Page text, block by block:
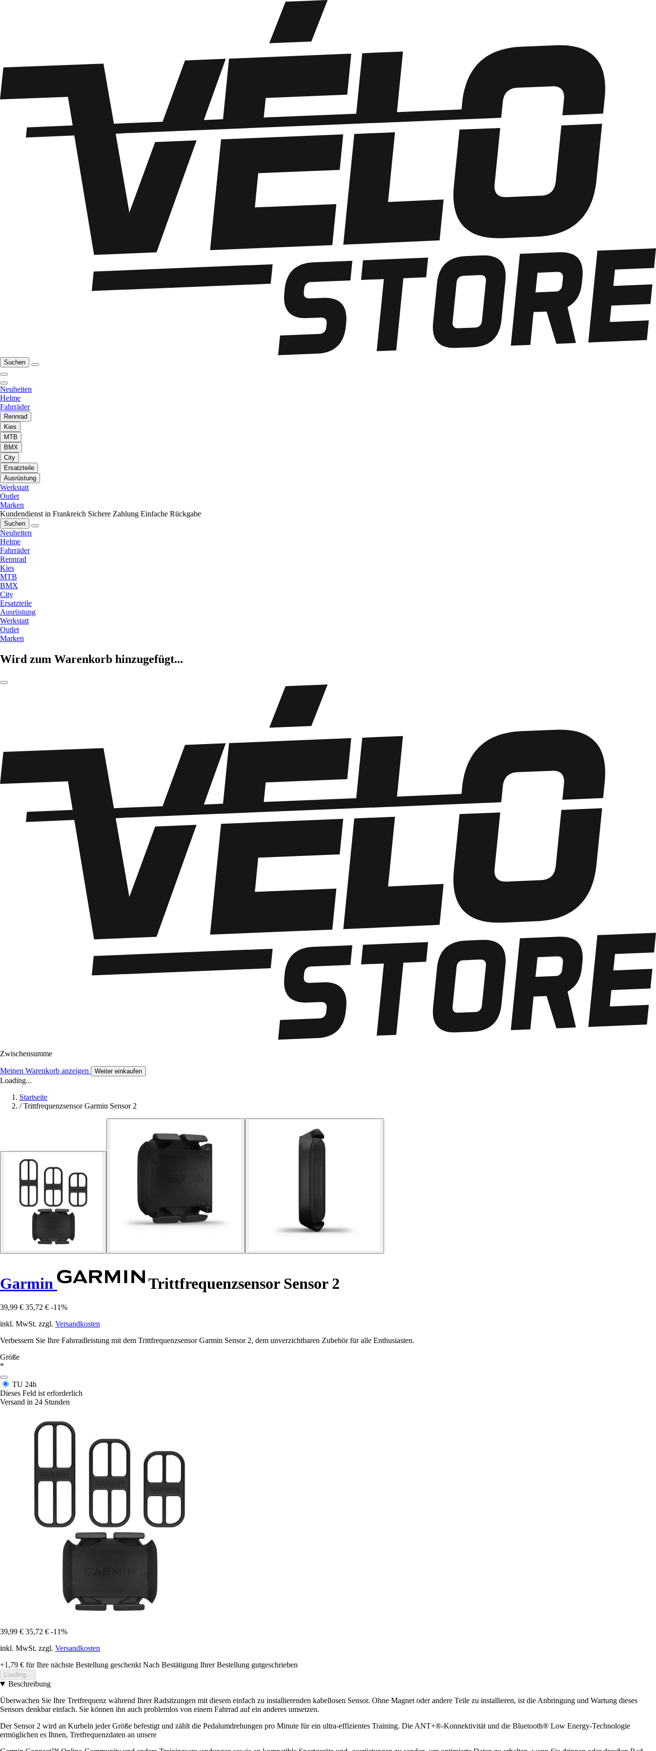
Suchen
Neuheiten
Helme
Fahrräder
Rennrad
Kies
MTB
BMX
City
Ersatzteile
Ausrüstung
Werkstatt
Outlet
Marken
Kundendienst in Frankreich Sichere Zahlung Einfache Rückgabe
Suchen
Neuheiten
Helme
Fahrräder
Rennrad
Kies
MTB
BMX
City
Ersatzteile
Ausrüstung
Werkstatt
Outlet
Marken
Wird zum Warenkorb hinzugefügt...
Zwischensumme
Meinen Warenkorb anzeigen Weiter einkaufen
Loading...
Startseite
/ Trittfrequenzsensor Garmin Sensor 2
Garmin Trittfrequenzsensor Sensor 2
39,99 € 35,72 € -11%
inkl. MwSt. zzgl. Versandkosten
Verbessern Sie Ihre Fahrradleistung mit dem Trittfrequenzsensor Garmin Sensor 2, dem unverzichtbaren Zubehör für alle Enthusiasten.
Größe
*
TU 24h
Dieses Feld ist erforderlich
Versand in 24 Stunden
39,99 € 35,72 € -11%
inkl. MwSt. zzgl. Versandkosten
+1,79 € für Ihre nächste Bestellung geschenkt Nach Bestätigung Ihrer Bestellung gutgeschrieben
Loading...
Beschreibung
Überwachen Sie Ihre Tretfrequenz während Ihrer Radsitzungen mit diesem einfach zu installierenden kabellosen Sensor. Ohne Magnet oder andere Teile zu installieren, ist die Anbringung und Wartung dieses
Sensors denkbar einfach. Sie können ihn auch problemlos von einem Fahrrad auf ein anderes umsetzen.
Der Sensor 2 wird an Kurbeln jeder Größe befestigt und zählt die Pedalumdrehungen pro Minute für ein ultra-effizientes Training. Die ANT+®-Konnektivität und die Bluetooth® Low Energy-Technologie
ermöglichen es Ihnen, Tretfrequenzdaten an unsere